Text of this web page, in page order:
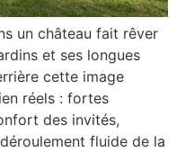
un château fait rêver
et ses longues
cette image
réels : fortes
des invités,
fluide de la